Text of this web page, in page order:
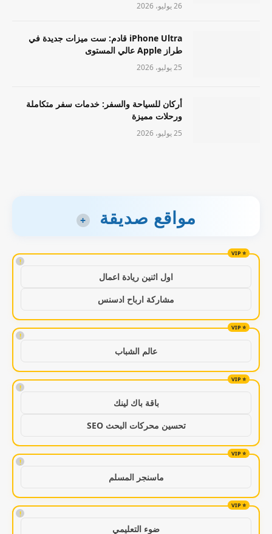
26 يوليو، 2026
iPhone Ultra قادم: ست ميزات جديدة في
طراز Apple عالي المستوى
25 يوليو، 2026
أركان للسياحة والسفر: خدمات سفر متكاملة
ورحلات مميزة
25 يوليو، 2026
مواقع صديقة +
!
اول اثنين ريادة اعمال
مشاركة ارباح ادسنس
!
عالم الشباب
!
باقة باك لينك
تحسين محركات البحث SEO
!
ماسنجر المسلم
!
ضوء التعليمي